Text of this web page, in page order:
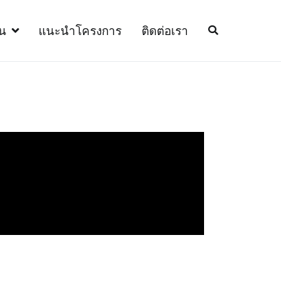
แนะนำโครงการ ติดต่อเรา